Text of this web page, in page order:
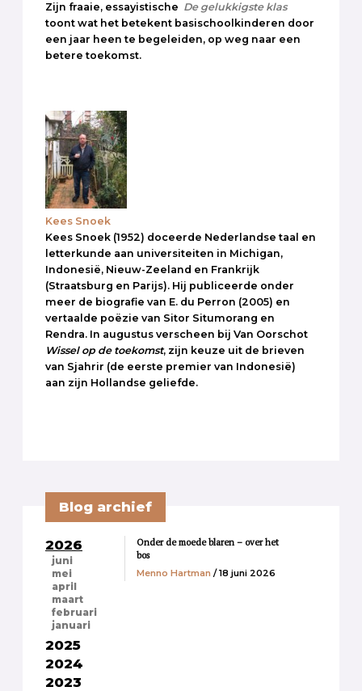
Zijn fraaie, essayistische De gelukkigste klas
toont wat het betekent basischoolkinderen door
een jaar heen te begeleiden, op weg naar een
betere toekomst.
Kees Snoek
Kees Snoek (1952) doceerde Nederlandse taal en
letterkunde aan universiteiten in Michigan,
Indonesië, Nieuw-Zeeland en Frankrijk
(Straatsburg en Parijs). Hij publiceerde onder
meer de biografie van E. du Perron (2005) en
vertaalde poëzie van Sitor Situmorang en
Rendra. In augustus verscheen bij Van Oorschot
Wissel op de toekomst, zijn keuze uit de brieven
van Sjahrir (de eerste premier van Indonesië)
aan zijn Hollandse geliefde.
Blog archief
2026
juni
mei
april
maart
februari
januari
2025
2024
2023
Onder de moede blaren – over het
bos
Menno Hartman / 18 juni 2026